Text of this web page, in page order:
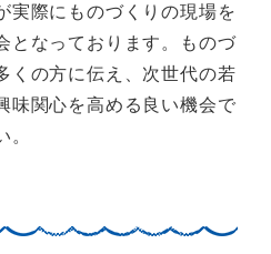
実際にものづくりの現場を
となっております。ものづ
くの方に伝え、次世代の若
味関心を高める良い機会で
。